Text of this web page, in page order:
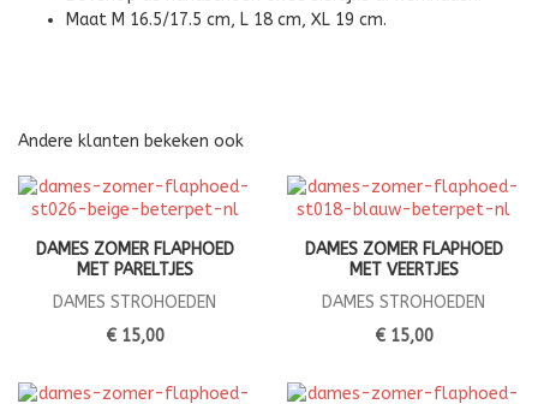
Maat M 16.5/17.5 cm, L 18 cm, XL 19 cm.
Andere klanten bekeken ook
DAMES ZOMER FLAPHOED
MET PARELTJES
DAMES STROHOEDEN
€ 15,00
DAMES ZOMER FLAPHOED
MET VEERTJES
DAMES STROHOEDEN
€ 15,00